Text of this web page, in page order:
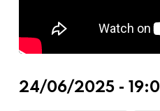
24/06/2025 -